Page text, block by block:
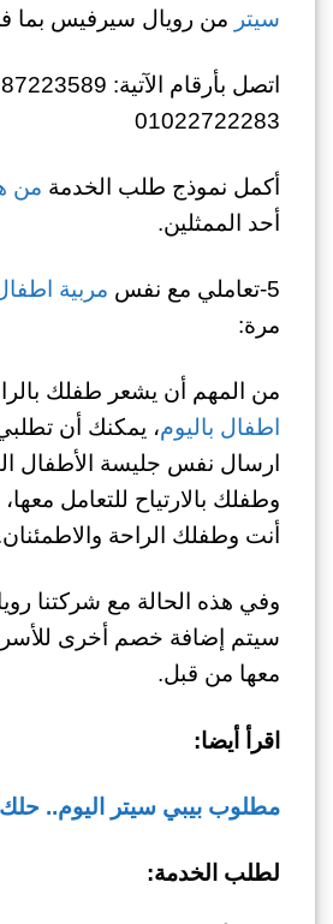
سيتر من رويال سيرفيس بما
01022722283
أكمل نموذج طلب الخدمة من
أحد الممثلين.
5-تعاملي مع نفس مربية
مرة:
من المهم أن يشعر طفلك
اطفال باليوم، يمكنك أن
ارسال نفس جليسة الأطفال
وطفلك بالارتياح للتعامل
أنت وطفلك الراحة
وفي هذه الحالة مع شركتنا
سيتم إضافة خصم أخرى للأسر
معها من قبل.
اقرأ أيضا:
مطلوب بيبي سيتر اليوم.. حلك
لطلب الخدمة: